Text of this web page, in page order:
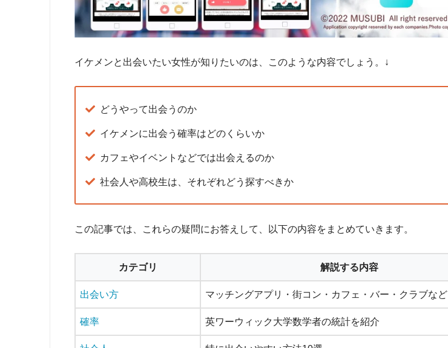
イケメンと出会いたい女性が知りたいのは、このような内容でしょう。↓
どうやって出会うのか
イケメンに出会う確率はどのくらいか
カフェやイベントなどでは出会えるのか
社会人や高校生は、それぞれどう探すべきか
この記事では、これらの疑問にお答えして、以下の内容をまとめていきます。
カテゴリ 解説する内容
出会い方 マッチングアプリ・街コン・カフェ・バー・クラブなど
確率 英ワーウィック大学数学者の統計を紹介